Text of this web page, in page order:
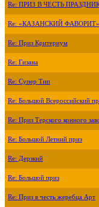
Re: ПРИЗ В ЧЕСТЬ
Re: «КАЗАНСКИЙ
Re: Приз Критериум
Re: Гизана
Re: Супер Тип
Re: Большой Всероссийский
Re: Приз Терского конного
Re: Большой Летний приз
Re: Дерзкий
Re: Большой приз
Re: Приз в честь жеребца Арт